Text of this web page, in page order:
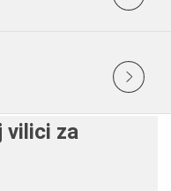
vilici za